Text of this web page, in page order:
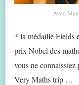
Avec
* la médaille Fields
prix Nobel des
vous ne connaissiez
Very Maths trip …